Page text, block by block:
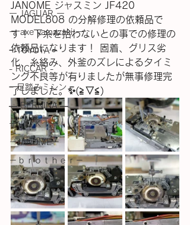
ー JAGUAR ー
ー axe yamazaki ー
− TOYOTA −
- RICCAR -
− 足踏みミシン −
― BERNINA ―
ーＪＵＫＩー
－JANOME－
－ｂｒｏｔｈｅｒ－
JANOME ジャスミン JF420
MODEL808 の分解修理の依頼品で
す！ 下糸を拾わないとの事での修理の
依頼品になります！ 固着、グリス劣
化、糸絡み、外釜のズレによるタイミ
ング不良等が有りましたが無事修理完
了しました。✨(⁠≧⁠▽⁠≦⁠)